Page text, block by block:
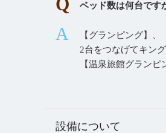
ベッド数は何台です
【グランピング】
2台をつなげてキン
【温泉旅館グラン
設備について